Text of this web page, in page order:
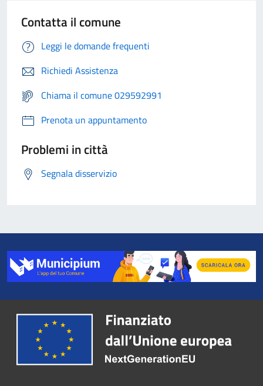
Contatta il comune
Leggi le domande frequenti
Richiedi Assistenza
Chiama il comune 029592991
Prenota un appuntamento
Problemi in città
Segnala disservizio